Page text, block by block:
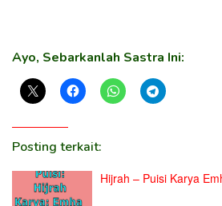
Ayo, Sebarkanlah Sastra Ini:
Posting terkait:
Hijrah – Puisi Karya